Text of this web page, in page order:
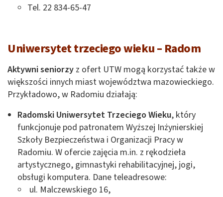
Tel. 22 834-65-47
Uniwersytet trzeciego wieku – Radom
Aktywni seniorzy z ofert UTW mogą korzystać także w
większości innych miast województwa mazowieckiego.
Przykładowo, w Radomiu działają:
Radomski Uniwersytet Trzeciego Wieku, który
funkcjonuje pod patronatem Wyższej Inżynierskiej
Szkoły Bezpieczeństwa i Organizacji Pracy w
Radomiu. W ofercie zajęcia m.in. z rękodzieła
artystycznego, gimnastyki rehabilitacyjnej, jogi,
obsługi komputera. Dane teleadresowe:
ul. Malczewskiego 16,